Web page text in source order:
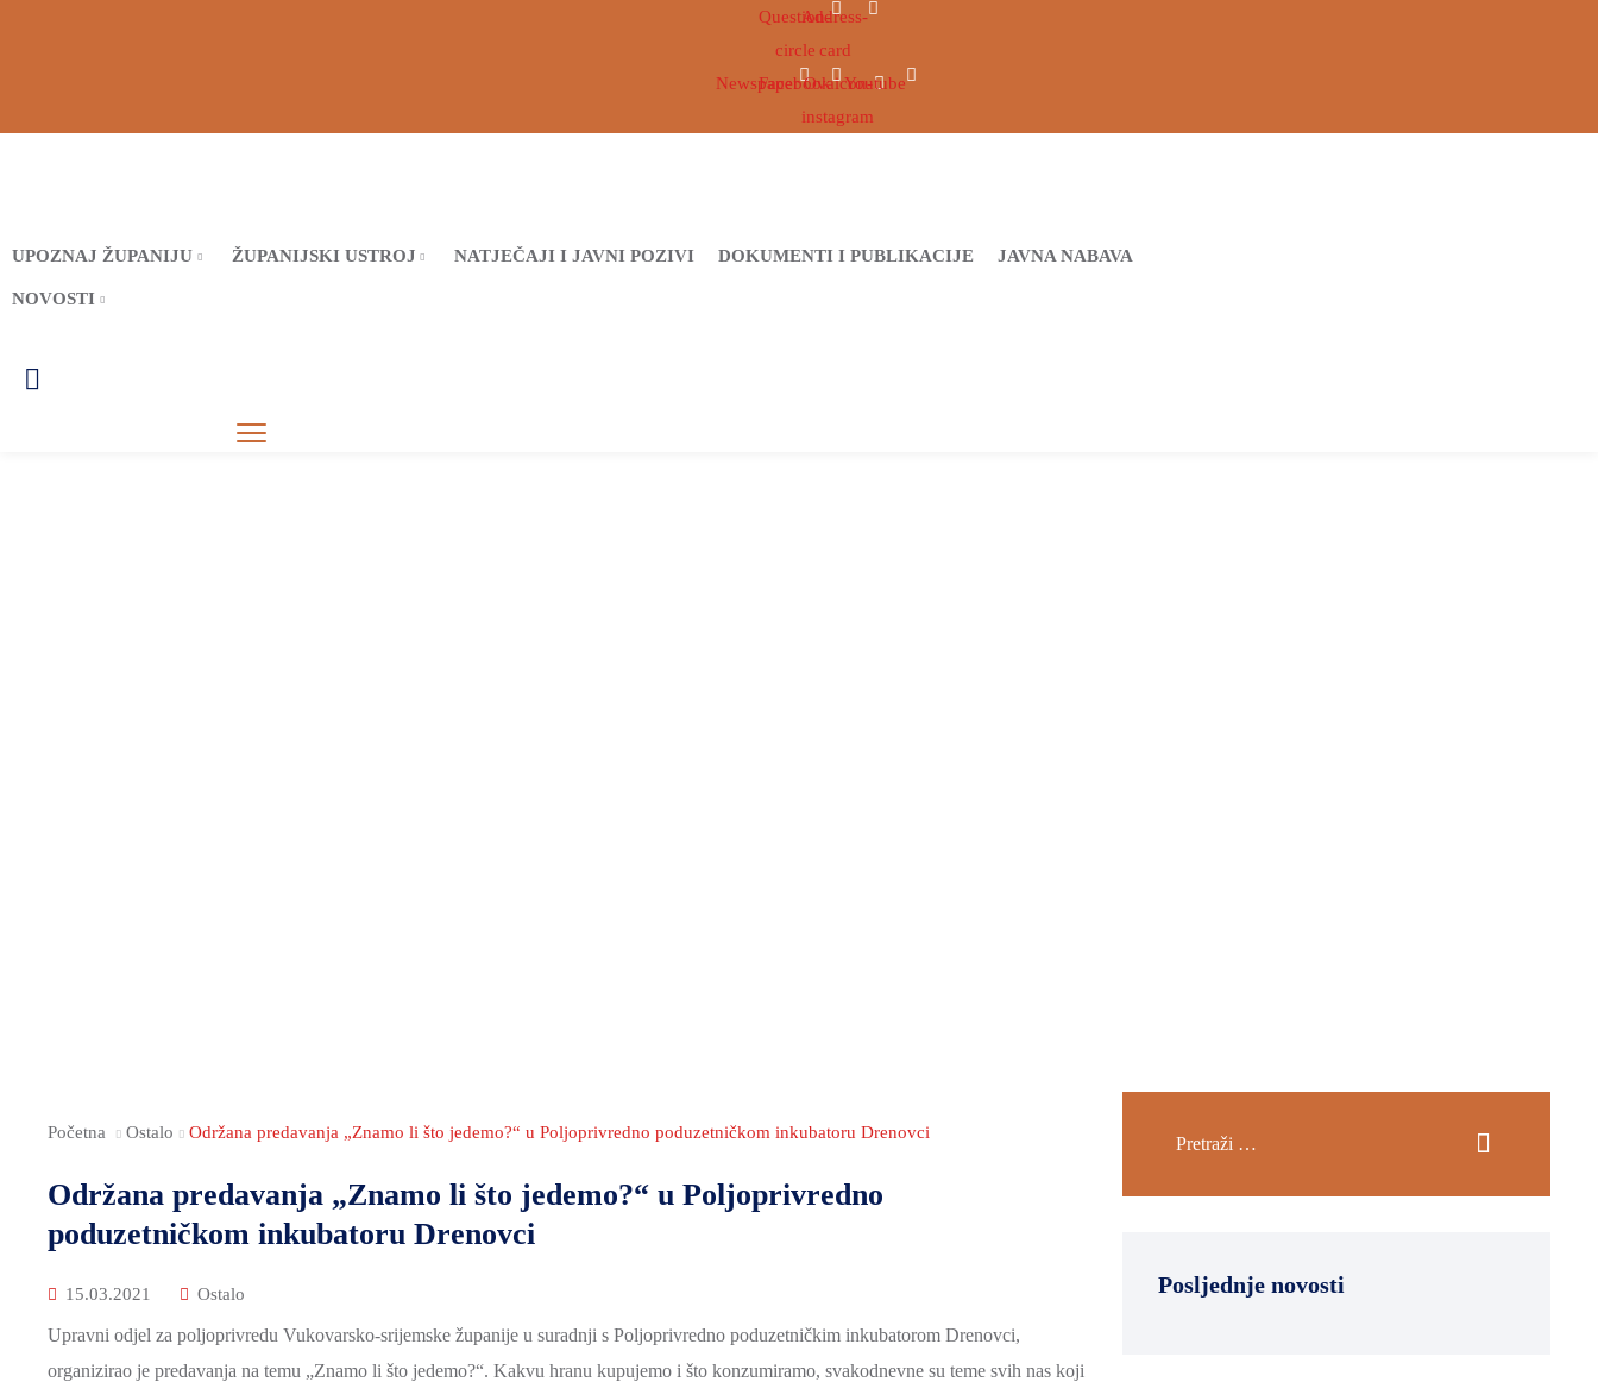
Question-
circle
Address-
card
Newspaper
FacebookOvaicon-
instagram
Youtube
UPOZNAJ ŽUPANIJU ŽUPANIJSKI USTROJ NATJEČAJI I JAVNI POZIVI DOKUMENTI I PUBLIKACIJE JAVNA NABAVA
NOVOSTI
Početna Ostalo Održana predavanja „Znamo li što jedemo?“ u Poljoprivredno poduzetničkom inkubatoru Drenovci
Održana predavanja „Znamo li što jedemo?“ u Poljoprivredno
poduzetničkom inkubatoru Drenovci
15.03.2021 Ostalo
Upravni odjel za poljoprivredu Vukovarsko-srijemske županije u suradnji s Poljoprivredno poduzetničkim inkubatorom Drenovci,
organizirao je predavanja na temu „Znamo li što jedemo?“. Kakvu hranu kupujemo i što konzumiramo, svakodnevne su teme svih nas koji
Posljednje novosti